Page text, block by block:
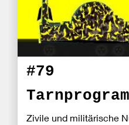
#79
Zivile und militärische